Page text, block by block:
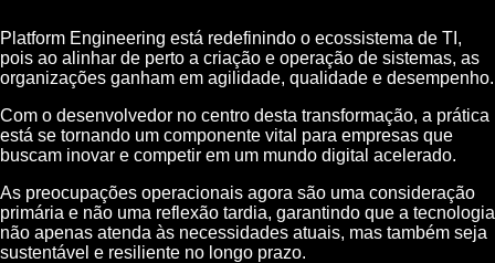
Platform Engineering está redefinindo o ecossistema de TI,
pois ao alinhar de perto a criação e operação de sistemas, as
organizações ganham em agilidade, qualidade e desempenho.
Com o desenvolvedor no centro desta transformação, a prática
está se tornando um componente vital para empresas que
buscam inovar e competir em um mundo digital acelerado.
As preocupações operacionais agora são uma consideração
primária e não uma reflexão tardia, garantindo que a tecnologia
não apenas atenda às necessidades atuais, mas também seja
sustentável e resiliente no longo prazo.